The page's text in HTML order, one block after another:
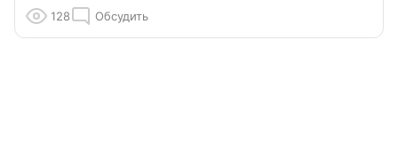
128 Обсудить